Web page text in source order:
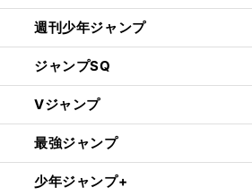
週刊少年ジャンプ
ジャンプSQ
Vジャンプ
最強ジャンプ
少年ジャンプ+